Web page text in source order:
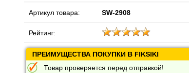
Артикул товара: SW-2908
Рейтинг:
ПРЕИМУЩЕСТВА ПОКУПКИ В FIKSIKI
Товар проверяется перед отправкой!